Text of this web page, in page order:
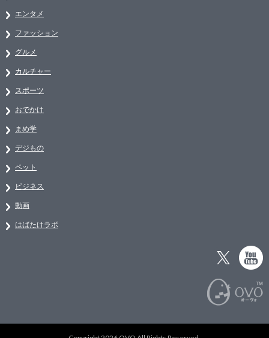
エンタメ
ファッション
グルメ
カルチャー
スポーツ
おでかけ
まめ学
デジもの
ペット
ビジネス
動画
はばたけラボ